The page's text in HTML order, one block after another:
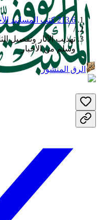
213.6 كتب المسانيد الأخرى والجوامع
/
تهذيب الآثار وتفصيل
وسلم من الأخبار
الرق المنشور